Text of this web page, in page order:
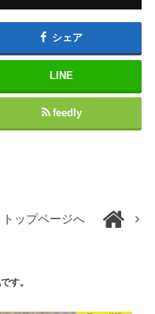
シェア
LINE
feedly
トップページへ
す。